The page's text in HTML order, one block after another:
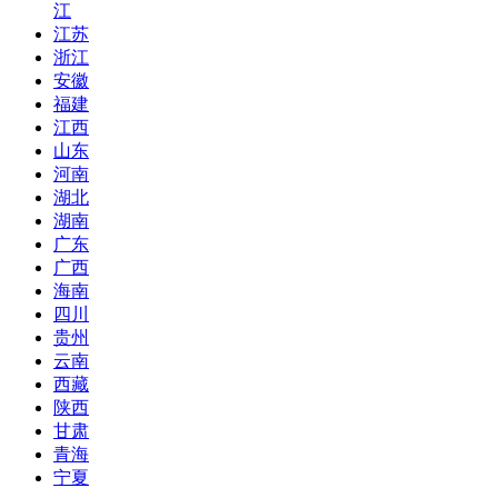
江
江苏
浙江
安徽
福建
江西
山东
河南
湖北
湖南
广东
广西
海南
四川
贵州
云南
西藏
陕西
甘肃
青海
宁夏